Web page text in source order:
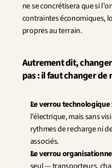
ne se concrétisera que si
contraintes économiques,
propres au terrain.
Autrement dit,
pas : il faut changer de
Le verrou technologique
l’électrique, mais sans
rythmes de recharge ni
associés.
Le verrou